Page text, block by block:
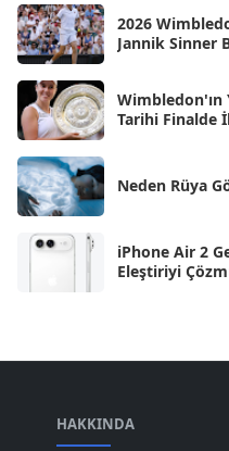
Eki 2024 [46]
Eyl 2024
Ağu 2024 [10]
Tem 2024
Haz 2024 [30]
[59]
Ara 2023 [101]
2026
Jannik Sinner
Wimbledon'ın
Tarihi Finalde
Neden Rüya
iPhone Air 2
Eleştiriyi
HAKKINDA